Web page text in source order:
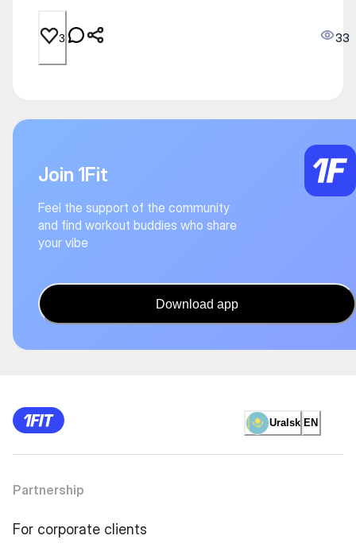
3 33
Join 1Fit
Feel the support of the community
and find workout buddies who share
your vibe
Download app
Uralsk EN
Partnership
For corporate clients